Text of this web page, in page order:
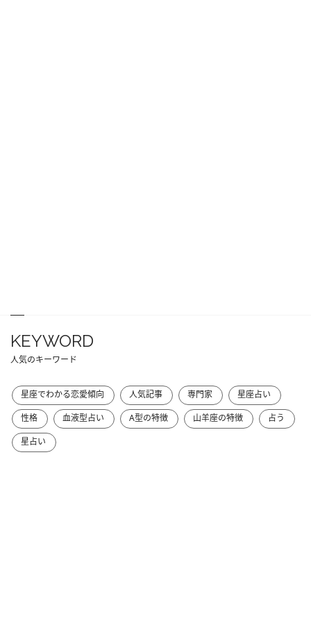
KEYWORD
人気のキーワード
星座でわかる恋愛傾向 人気記事 専門家
星座占い
性格
血液型占い A型の特徴 山羊座の特徴
占う
星占い